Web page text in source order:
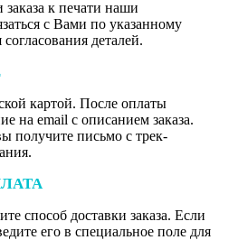
к печати наши
с Вами по указанному
деталей.
картой. После оплаты
на email с описанием заказа.
получите письмо с трек-
способ доставки заказа. Если
его в специальное поле для